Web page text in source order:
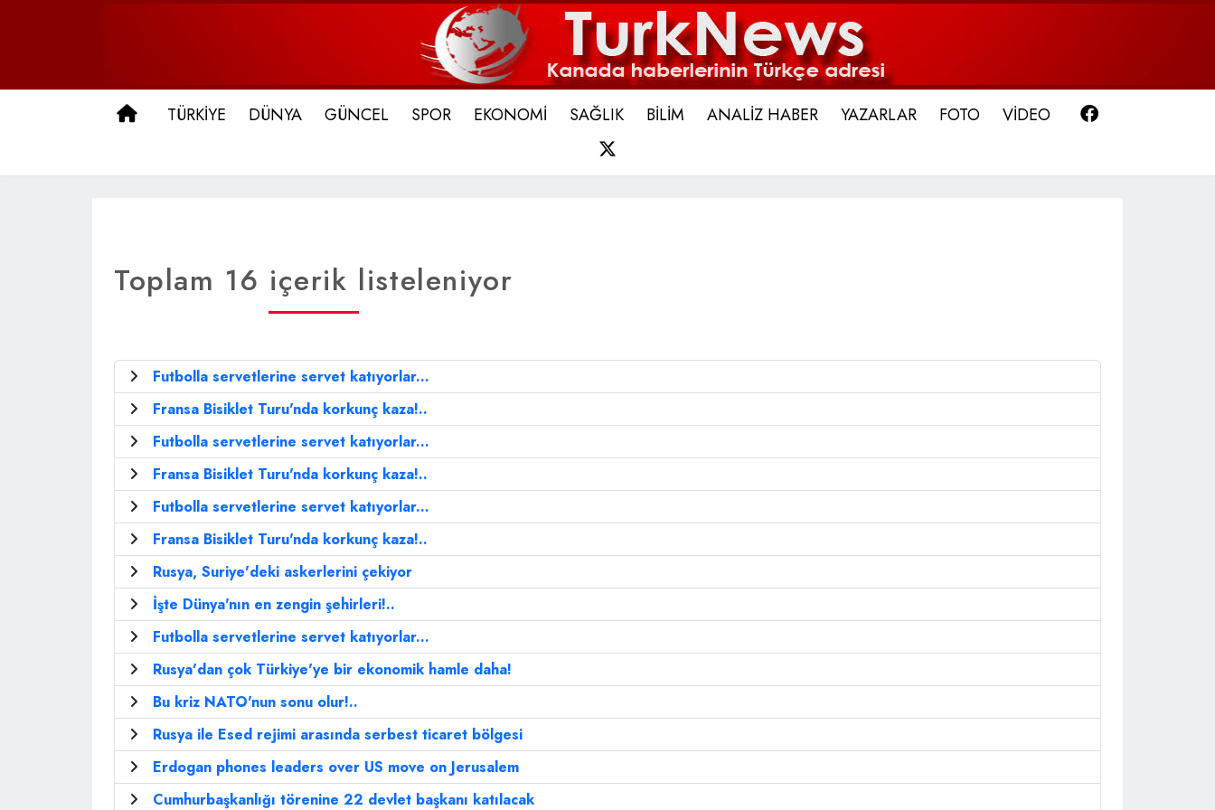
ANA SAYFA
TÜRKİYE DÜNYA GÜNCEL SPOR EKONOMİ SAĞLIK BİLİM ANALİZ HABER YAZARLAR FOTO VİDEO
Toplam 16 içerik listeleniyor
Futbolla servetlerine servet katıyorlar...
Fransa Bisiklet Turu'nda korkunç kaza!..
Futbolla servetlerine servet katıyorlar...
Fransa Bisiklet Turu'nda korkunç kaza!..
Futbolla servetlerine servet katıyorlar...
Fransa Bisiklet Turu'nda korkunç kaza!..
Rusya, Suriye'deki askerlerini çekiyor
İşte Dünya'nın en zengin şehirleri!..
Futbolla servetlerine servet katıyorlar...
Rusya'dan çok Türkiye'ye bir ekonomik hamle daha!
Bu kriz NATO'nun sonu olur!..
Rusya ile Esed rejimi arasında serbest ticaret bölgesi
Erdogan phones leaders over US move on Jerusalem
Cumhurbaşkanlığı törenine 22 devlet başkanı katılacak